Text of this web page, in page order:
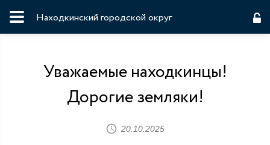
Находкинский городской округ
Уважаемые находкинцы!
Дорогие земляки!
20.10.2025